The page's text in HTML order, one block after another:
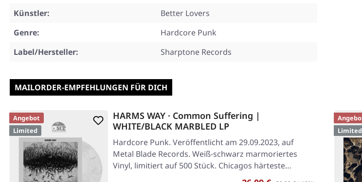
Künstler:
Better Lovers
Genre:
Hardcore Punk
Label/Hersteller:
Sharptone Records
MAILORDER-EMPFEHLUNGEN FÜR DICH
Angebot
Limited
HARMS WAY · Common Suffering |
WHITE/BLACK MARBLED LP
Hardcore Punk. Veröffentlicht am 29.09.2023, auf
Metal Blade Records. Weiß-schwarz marmoriertes
Vinyl, limitiert auf 500 Stück. Chicagos härteste…
Regulärer Preis:
Limited